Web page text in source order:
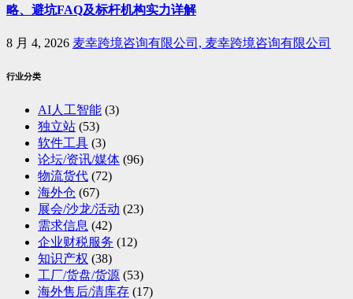
略、避坑FAQ及标杆机构实力详解
8 月 4, 2026 麦幸跨境咨询有限公司, 麦幸跨境咨询有限公司
行业分类
AI人工智能 (3)
独立站 (53)
软件工具 (3)
论坛/资讯/媒体 (96)
物流货代 (72)
海外仓 (67)
展会/沙龙/活动 (23)
需求信息 (42)
企业财税服务 (12)
知识产权 (38)
工厂/货盘/货源 (53)
海外售后/清库存 (17)